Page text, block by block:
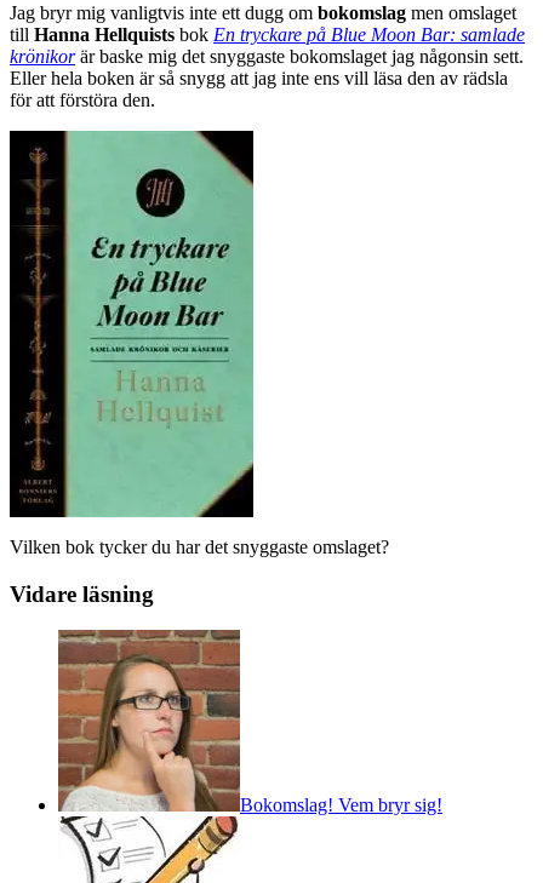
Jag bryr mig vanligtvis inte ett dugg om bokomslag men omslaget
till Hanna Hellquists bok En tryckare på Blue Moon Bar: samlade
krönikorär baske mig det snyggaste bokomslaget jag någonsin sett.
Eller hela boken är så snygg att jag inte ens vill läsa den av rädsla
för att förstöra den.
Vilken bok tycker du har det snyggaste omslaget?
Vidare läsning
Bokomslag! Vem bryr sig!